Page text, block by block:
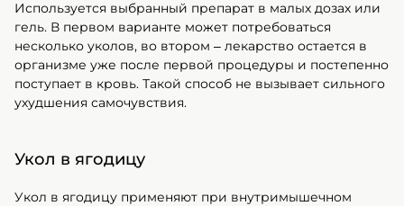
Используется выбранный препарат в малых дозах или
гель. В первом варианте может потребоваться
несколько уколов, во втором – лекарство остается в
организме уже после первой процедуры и постепенно
поступает в кровь. Такой способ не вызывает сильного
ухудшения самочувствия.
Укол в ягодицу
Укол в ягодицу применяют при внутримышечном